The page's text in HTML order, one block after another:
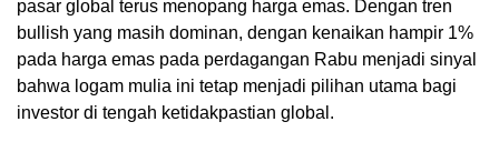
pasar global terus menopang harga emas. Dengan tren
bullish yang masih dominan, dengan kenaikan hampir 1%
pada harga emas pada perdagangan Rabu menjadi sinyal
bahwa logam mulia ini tetap menjadi pilihan utama bagi
investor di tengah ketidakpastian global.